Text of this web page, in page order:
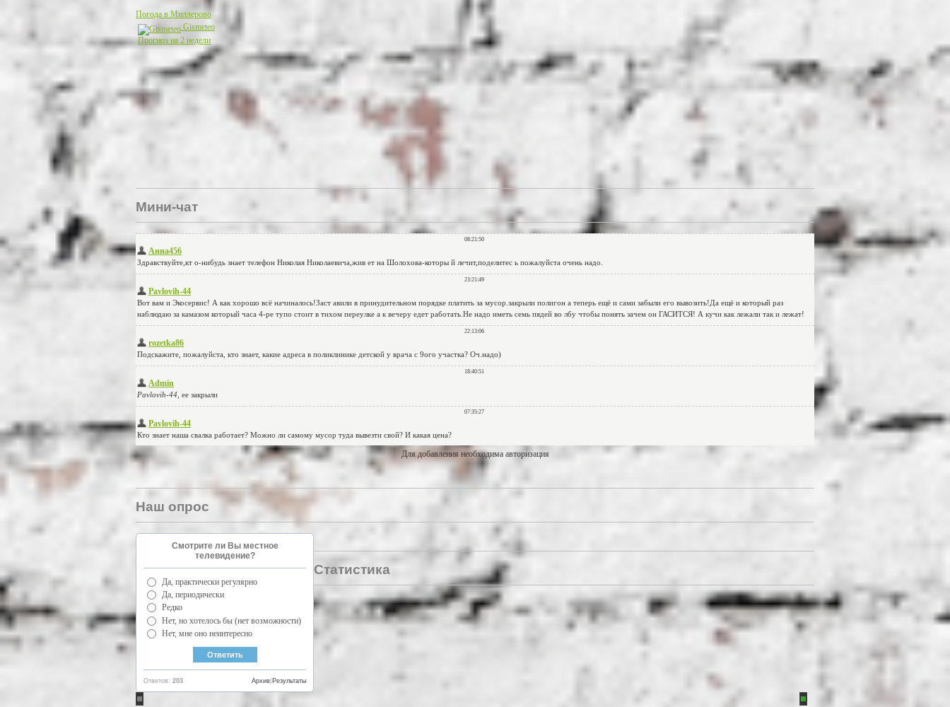
Погода в Миллерово
Gismeteo
Прогноз на 2 недели
Мини-чат
Для добавления необходима авторизация
Наш опрос
Смотрите ли Вы местное
телевидение?
Да, практически регулярно
Да, периодически
Редко
Нет, но хотелось бы (нет возможности)
Нет, мне оно неинтересно
Ответов: 203 Результаты
Архив
Статистика